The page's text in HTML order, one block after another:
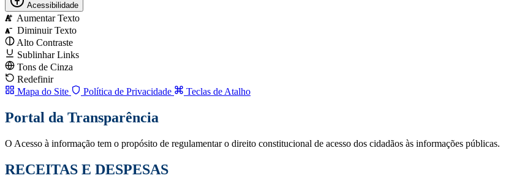
Acessibilidade
A Aumentar Texto
A
Diminuir Texto
Alto Contraste
Sublinhar Links
Tons de Cinza
Redefinir
Mapa do Site
Política de Privacidade Teclas de Atalho
Portal da Transparência
O Acesso à informação tem o propósito de regulamentar o direito constitucional de acesso dos cidadãos às informações públicas.
RECEITAS E DESPESAS